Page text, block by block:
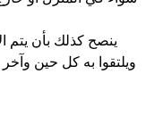
ينصح كذلك بأن يتم
ويلتقوا به كل حين